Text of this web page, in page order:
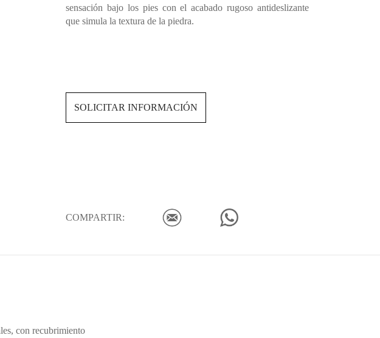
sensación bajo los pies con el acabado rugoso antideslizante
que simula la textura de la piedra.
SOLICITAR INFORMACIÓN
COMPARTIR:
con recubrimiento